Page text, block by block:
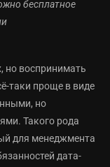
бесплатное
но воспринимать
таки проще в виде
но
Такого рода
для менеджмента
дата-